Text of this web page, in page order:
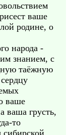
ваше
родине, о
народа -
знанием, с
таёжную
ваше
ваша грусть,
то